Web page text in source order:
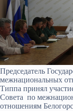
Председатель
межнациональных
Типпа принял
Совета по
отношениям